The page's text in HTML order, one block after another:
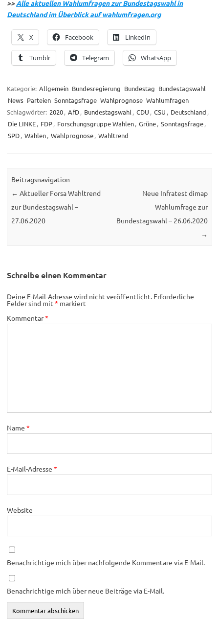
>>Alle aktuellen Wahlumfragen zur Bundestagswahl in
Deutschland im Überblick auf wahlumfragen.org
X Facebook LinkedIn
Tumblr Telegram WhatsApp
Kategorie: Allgemein Bundesregierung Bundestag Bundestagswahl
News Parteien Sonntagsfrage Wahlprognose Wahlumfragen
Schlagwörter: 2020, AfD, Bundestagswahl , CDU , CSU , Deutschland ,
Die LINKE, FDP, Forschungsgruppe Wahlen, Grüne, Sonntagsfrage,
SPD, Wahlen, Wahlprognose, Wahltrend
Beitragsnavigation
← Aktueller Forsa Wahltrend
zur Bundestagswahl –
27.06.2020
Neue Infratest dimap
Wahlumfrage zur
Bundestagswahl – 26.06.2020
→
Schreibe einen Kommentar
Deine E-Mail-Adresse wird nicht veröffentlicht. Erforderliche
Felder sind mit * markiert
Kommentar*
Name *
E-Mail-Adresse *
Website
Benachrichtige mich über nachfolgende Kommentare via E-Mail.
Benachrichtige mich über neue Beiträge via E-Mail.